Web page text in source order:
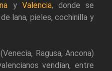
y Valencia, donde se
lana, pieles, cochinilla y
Ragusa, Ancona)
vendían, entre